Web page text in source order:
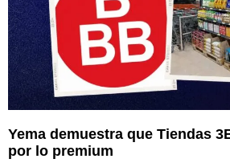
Yema demuestra que Tiendas
por lo premium